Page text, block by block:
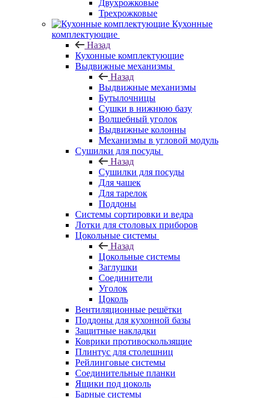
Двухрожковые
Трехрожковые
Кухонные
комплектующие
Назад
Кухонные комплектующие
Выдвижные механизмы
Назад
Выдвижные механизмы
Бутылочницы
Сушки в нижнюю базу
Волшебный уголок
Выдвижные колонны
Механизмы в угловой модуль
Сушилки для посуды
Назад
Сушилки для посуды
Для чашек
Для тарелок
Поддоны
Системы сортировки и ведра
Лотки для столовых приборов
Цокольные системы
Назад
Цокольные системы
Заглушки
Соединители
Уголок
Цоколь
Вентиляционные решётки
Поддоны для кухонной базы
Защитные накладки
Коврики противоскользящие
Плинтус для столешниц
Рейлинговые системы
Соединительные планки
Ящики под цоколь
Барные системы